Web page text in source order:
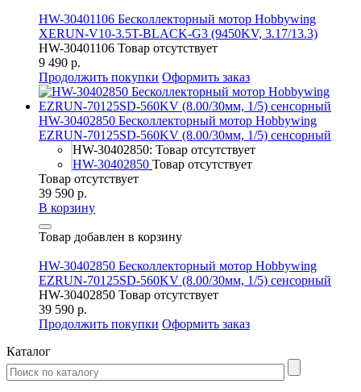
HW-30401106 Бесколлекторный мотор Hobbywing
XERUN-V10-3.5T-BLACK-G3 (9450KV, 3.17/13.3)
HW-30401106 Товар отсутствует
9 490 р.
Продолжить покупки Оформить заказ
HW-30402850 Бесколлекторный мотор Hobbywing
EZRUN-70125SD-560KV (8.00/30мм, 1/5) сенсорный
HW-30402850: Товар отсутствует
HW-30402850 Товар отсутствует
Товар отсутствует
39 590 р.
В корзину
Товар добавлен в корзину
HW-30402850 Бесколлекторный мотор Hobbywing
EZRUN-70125SD-560KV (8.00/30мм, 1/5) сенсорный
HW-30402850 Товар отсутствует
39 590 р.
Продолжить покупки Оформить заказ
Каталог